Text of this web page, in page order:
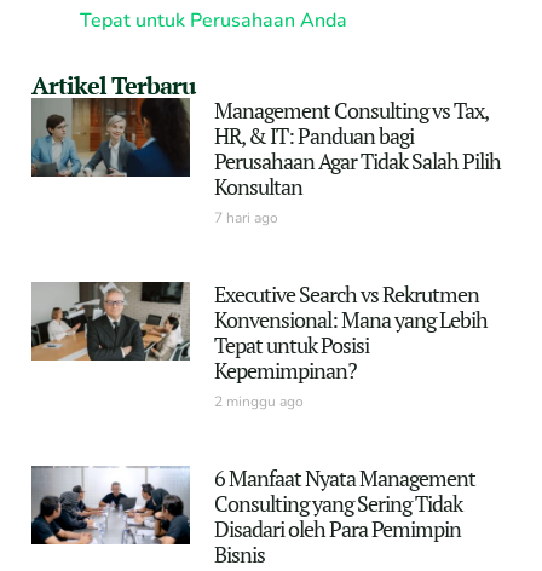
Tepat untuk Perusahaan Anda
Artikel Terbaru
Management Consulting vs Tax,
HR, & IT: Panduan bagi
Perusahaan Agar Tidak Salah Pilih
Konsultan
7 hari ago
Executive Search vs Rekrutmen
Konvensional: Mana yang Lebih
Tepat untuk Posisi
Kepemimpinan?
2 minggu ago
6 Manfaat Nyata Management
Consulting yang Sering Tidak
Disadari oleh Para Pemimpin
Bisnis